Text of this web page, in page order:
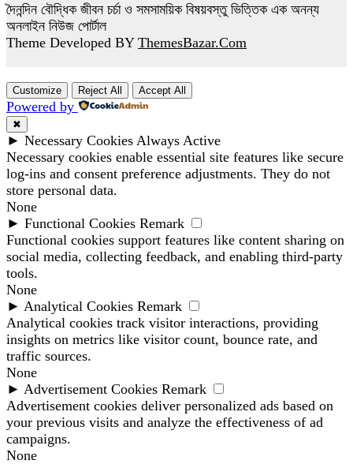
দৈনন্দিন বৌদ্ধিক জীবন চর্চা ও সমসাময়িক বিষয়বস্তু ভিত্তিক এক অনন্য
অনলাইন নিউজ পোর্টাল
Theme Developed BY ThemesBazar.Com
Customize Reject All Accept All
Powered by
✖
► Necessary Cookies Always Active
Necessary cookies enable essential site features like secure
log-ins and consent preference adjustments. They do not
store personal data.
None
► Functional Cookies Remark
Functional cookies support features like content sharing on
social media, collecting feedback, and enabling third-party
tools.
None
► Analytical Cookies Remark
Analytical cookies track visitor interactions, providing
insights on metrics like visitor count, bounce rate, and
traffic sources.
None
► Advertisement Cookies Remark
Advertisement cookies deliver personalized ads based on
your previous visits and analyze the effectiveness of ad
campaigns.
None